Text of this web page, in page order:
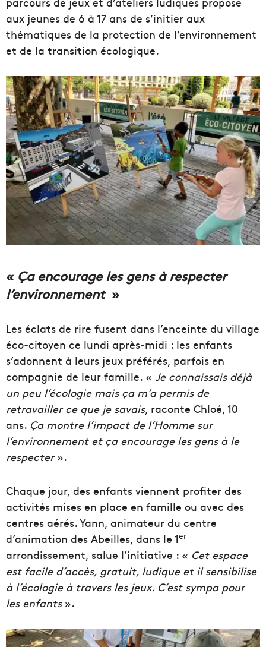
aux jeunes de 6 à 17 ans de s’initier aux
thématiques de la protection de l’environnement
et de la transition écologique.
«Ça encourage les gens à respecter
l’environnement »
Les éclats de rire fusent dans l’enceinte du village
éco-citoyen ce lundi après-midi : les enfants
s’adonnent à leurs jeux préférés, parfois en
compagnie de leur famille. « Je connaissais déjà
un peu l’écologie mais ça m’a permis de
retravailler ce que je savais, raconte Chloé, 10
ans. Ça montre l’impact de l’Homme sur
l’environnement et ça encourage les gens à le
respecter».
Chaque jour, des enfants viennent profiter des
activités mises en place en famille ou avec des
centres aérés. Yann, animateur du centre
d’animation des Abeilles, dans le 1er
arrondissement, salue l’initiative : « Cet espace
est facile d’accès, gratuit, ludique et il sensibilise
à l’écologie à travers les jeux. C’est sympa pour
les enfants».